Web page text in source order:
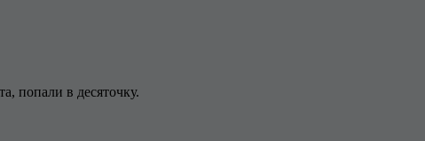
попали в десяточку.